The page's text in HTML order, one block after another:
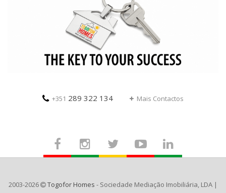
+351 289 322 134 Mais Contactos
2003-2026 Togofor Homes - Sociedade Mediação Imobiliária, LDA |